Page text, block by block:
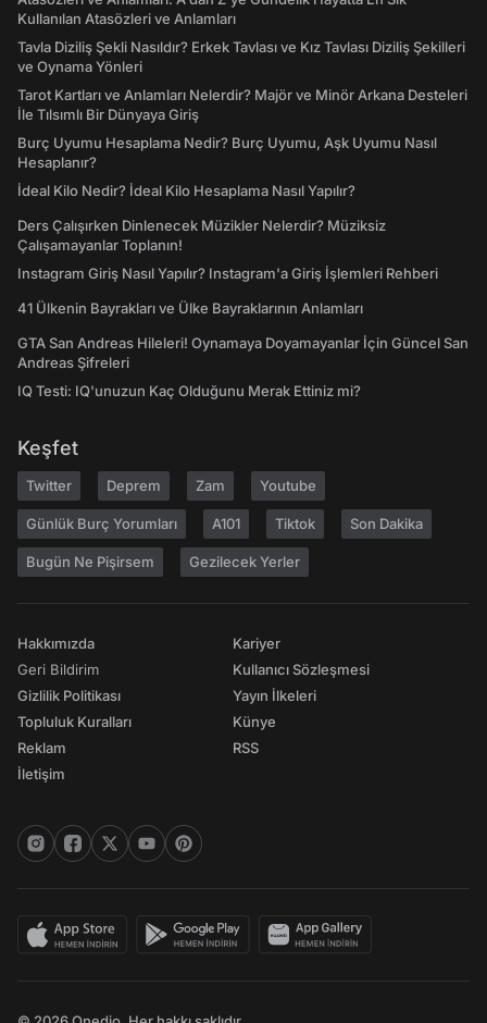
Kullanılan Atasözleri ve Anlamları
Tavla Diziliş Şekli Nasıldır? Erkek Tavlası ve Kız Tavlası Diziliş Şekilleri
ve Oynama Yönleri
Tarot Kartları ve Anlamları Nelerdir? Majör ve Minör Arkana Desteleri
İle Tılsımlı Bir Dünyaya Giriş
Burç Uyumu Hesaplama Nedir? Burç Uyumu, Aşk Uyumu Nasıl
Hesaplanır?
İdeal Kilo Nedir? İdeal Kilo Hesaplama Nasıl Yapılır?
Ders Çalışırken Dinlenecek Müzikler Nelerdir? Müziksiz
Çalışamayanlar Toplanın!
Instagram Giriş Nasıl Yapılır? Instagram'a Giriş İşlemleri Rehberi
41 Ülkenin Bayrakları ve Ülke Bayraklarının Anlamları
GTA San Andreas Hileleri! Oynamaya Doyamayanlar İçin Güncel San
Andreas Şifreleri
IQ Testi: IQ'unuzun Kaç Olduğunu Merak Ettiniz mi?
Keşfet
Twitter Deprem Zam Youtube
Günlük Burç Yorumları A101 Tiktok Son Dakika
Bugün Ne Pişirsem Gezilecek Yerler
Hakkımızda
Geri Bildirim
Gizlilik Politikası
Topluluk Kuralları
Reklam
İletişim
Kariyer
Kullanıcı Sözleşmesi
Yayın İlkeleri
Künye
RSS